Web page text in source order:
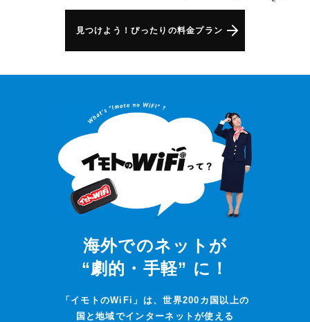
見つけよう！ぴったりの料金プラン
海外でのネットが
“劇的・手軽” に！
「イモトのWiFi」は、世界200カ国以上の
国と地域でインターネットが使える